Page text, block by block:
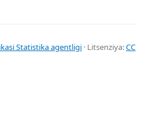
Statistika agentligi · Litsenziya:CC